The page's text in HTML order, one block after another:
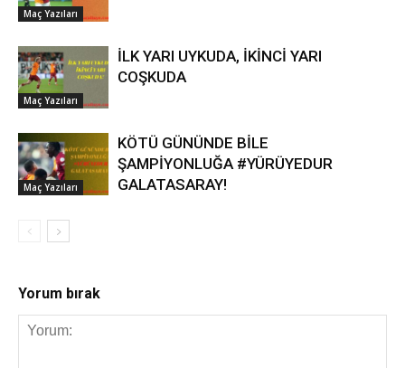
Maç Yazıları
Maç Yazıları
İLK YARI UYKUDA, İKİNCİ YARI
COŞKUDA
Maç Yazıları
KÖTÜ GÜNÜNDE BİLE
ŞAMPİYONLUĞA #YÜRÜYEDUR
GALATASARAY!
Yorum bırak